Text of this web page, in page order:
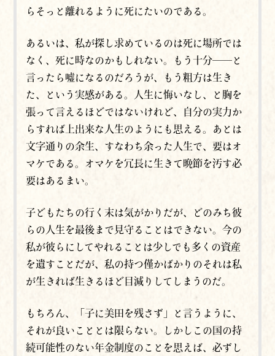
らそっと離れるように死にたいのである。
あるいは、私が探し求めているのは死に場所では
なく、死に時なのかもしれない。もう十分──と
言ったら嘘になるのだろうが、もう粗方は生き
た、という実感がある。人生に悔いなし、と胸を
張って言えるほどではないけれど、自分の実力か
らすれば上出来な人生のようにも思える。あとは
文字通りの余生、すなわち余った人生で 、要はオ
マケである。オマケを冗長に生きて晩節を汚す必
要はあるまい。
子どもたちの行く末は気がかりだが、どのみち彼
らの人生を最後まで見守ることはできない。今の
私が彼らにしてやれることは少しでも多くの資産
を遺すことだが、私の持つ僅かばかりのそれは私
が生きれば生きるほど目減りしてしまうのだ。
もちろん、「子に美田を残さず」と言うように、
それが良いこととは限らない。しかしこの国の持
続可能性のない年金制度のことを思えば、必ずし